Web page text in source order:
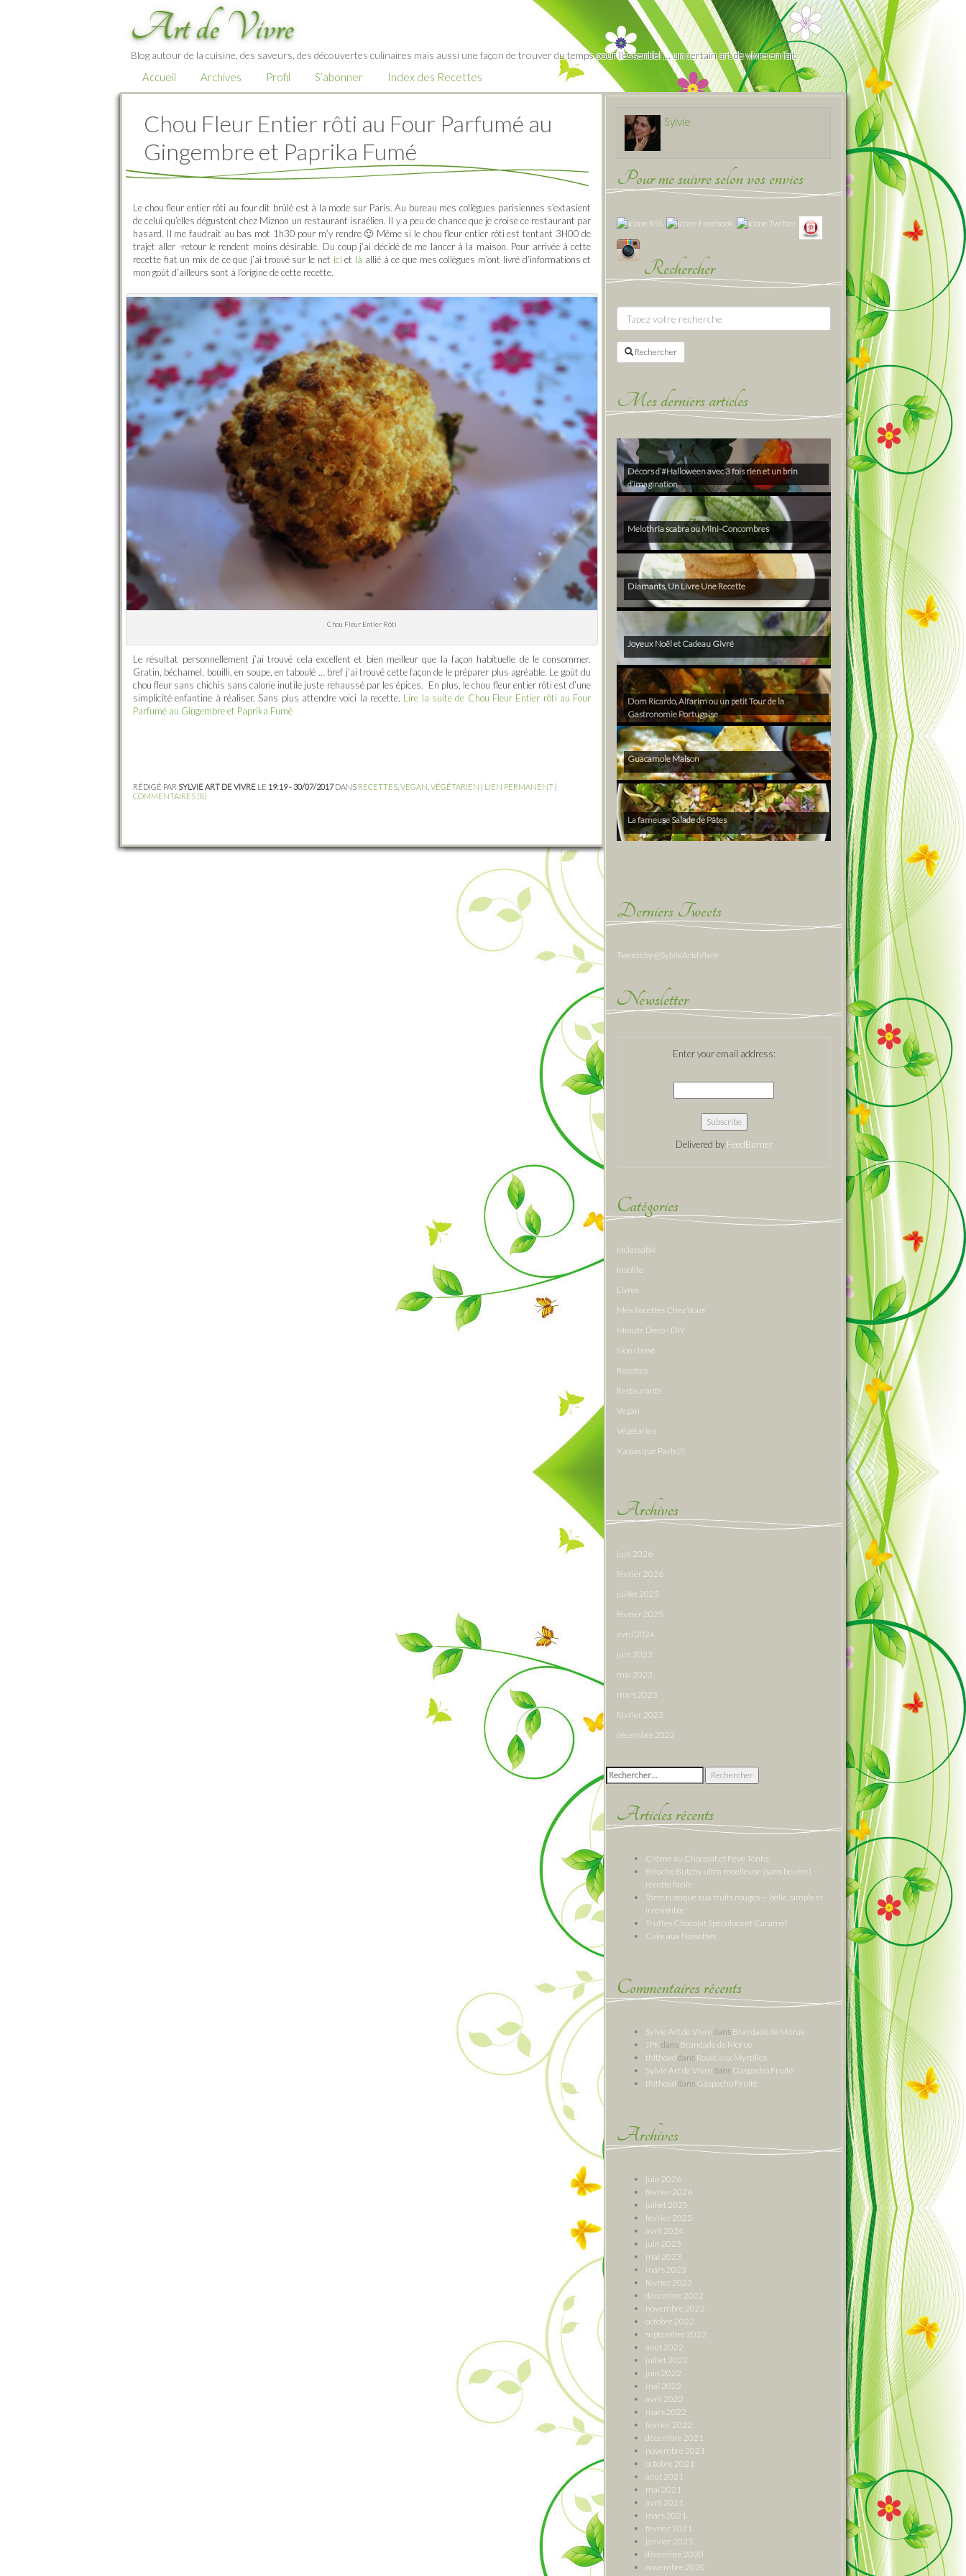
Art de Vivre
Blog autour de la cuisine, des saveurs, des découvertes culinaires mais aussi une façon de trouver du temps pour l'essentiel … un certain art de vivre en fait
Accueil Archives Profil S’abonner Index des Recettes
Chou Fleur Entier rôti au Four Parfumé au
Gingembre et Paprika Fumé
Le chou fleur entier rôti au four dît brûlé est à la mode sur Paris. Au bureau mes collègues parisiennes s’extasient
de celui qu’elles dégustent chez Miznon un restaurant israélien. Il y a peu de chance que je croise ce restaurant par
hasard. Il me faudrait au bas mot 1h30 pour m’y rendre 🙂 Même si le chou fleur entier rôti est tentant 3H00 de
trajet aller -retour le rendent moins désirable. Du coup j’ai décidé de me lancer à la maison. Pour arrivée à cette
recette fiat un mix de ce que j’ai trouvé sur le net iciet là allié à ce que mes collègues m’ont livré d’informations et
mon goût d’ailleurs sont à l’origine de cette recette.
Chou Fleur Entier Rôti
Le résultat personnellement j’ai trouvé cela excellent et bien meilleur que la façon habituelle de le consommer.
Gratin, béchamel, bouilli, en soupe, en taboulé … bref j’ai trouvé cette façon de le préparer plus agréable. Le goût du
chou fleur sans chichis sans calorie inutile juste rehaussé par les épices. En plus, le chou fleur entier rôti est d’une
simplicité enfantine à réaliser. Sans plus attendre voici la recette. Lire la suite de Chou Fleur Entier rôti au Four
Parfumé au Gingembre et Paprika Fumé
RÉDIGÉ PAR SYLVIE ART DE VIVRE LE 19:19 - 30/07/2017DANS RECETTES VEGAN VÉGÉTARIEN | LIEN PERMANENT |
COMMENTAIRES (8)
Sylvie
Pour me suivre selon vos envies
Rechercher
Rechercher
Mes derniers articles
Décors d’#Halloween avec 3 fois rien et un brin
d’imagination
Melothria scabra ou Mini-Concombres
Diamants, Un Livre Une Recette
Joyeux Noël et Cadeau Givré
Dom Ricardo, Alfarim ou un petit Tour de la
Gastronomie Portugaise
Guacamole Maison
La fameuse Salade de Pâtes
Derniers Tweets
Tweets by @SylvieArtdVivre
Newsletter
Enter your email address:
Delivered by FeedBurner
Catégories
Inclassable
Insolite
Livres
Mes Recettes Chez Vous
Minute Deco - DIY
Non classé
Recettes
Restaurants
Vegan
Végétarien
Y a pas que Paris !!!
Archives
juin 2026
février 2026
juillet 2025
février 2025
avril 2024
juin 2023
mai 2023
mars 2023
février 2023
décembre 2022
Rechercher :
Articles récents
Crème au Chocolat et Fève Tonka
Brioche Butchy ultra moelleuse (sans beurre) —
recette facile
Tarte rustique aux fruits rouges — belle, simple et
irrésistible
Truffes Chocolat Spéculoos et Caramel
Cake aux Noisettes
Commentaires récents
Sylvie Art de Vivre dans Brandade de Morue
JPK dans Brandade de Morue
thithoad dans Roulé aux Myrtilles
Sylvie Art de Vivre dans Gaspacho Fruité
thithoad dans Gaspacho Fruité
Archives
juin 2026
février 2026
juillet 2025
février 2025
avril 2024
juin 2023
mai 2023
mars 2023
février 2023
décembre 2022
novembre 2022
octobre 2022
septembre 2022
août 2022
juillet 2022
juin 2022
mai 2022
avril 2022
mars 2022
février 2022
décembre 2021
novembre 2021
octobre 2021
août 2021
mai 2021
avril 2021
mars 2021
février 2021
janvier 2021
décembre 2020
novembre 2020